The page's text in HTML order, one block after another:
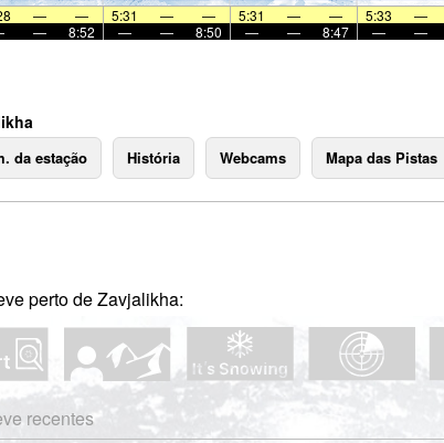
— — 5:31 — — 5:31 — — 5:33 —
— 8:52 — — 8:50 — — 8:47 — —
da estação História Webcams Mapa das Pistas
perto de Zavjalikha:
recentes